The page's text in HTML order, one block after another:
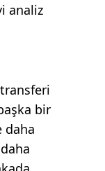
analiz
bir
daha